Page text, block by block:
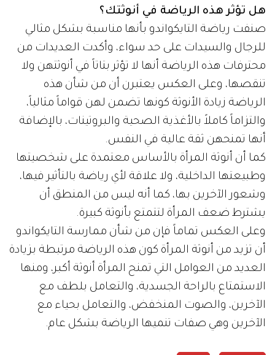
هل تؤثر هذه الرياضة في أنوثتك؟
صنفت رياضة التايكواندو بأنها مناسبة بشكل مثالي
للرجال والسيدات على حد سواء، وأكدت العديدات من
محترفات هذه الرياضة أنها لا تؤثر بتاتاً في أنوثتهن ولا
تنقصها، وعلى العكس يعتبرن أن من شأن هذه
الرياضة زيادة الأنوثة كونها تضمن لهن قواماً مثالياً،
والتزاماً كاملاً بالأغذية الصحية والبروتينات، بالإضافة
أنها تمنحهن ثقة عالية في النفس.
كما أن أنوثة المرأة بالأساس معتمدة على شخصيتها
وطبيعتها الداخلية، ولا علاقة لأي رياضة بالتأثير فيها،
وشعور الآخرين بها، كما أنه ليس من المنطق أن
يشترط ضعف المرأة لتتمتع بأنوثة كبيرة.
وعلى العكس تماماً فإن من شأن ممارسة التايكواندو
أن تزيد من أنوثة المرأة كون هذه الرياضة مرتبطة بزيادة
العديد من العوامل التي تمنح المرأة أنوثة أكبر، ومنها
الاستمتاع بالراحة الجسدية، والتعامل بلطف مع
الآخرين، والصوت المنخفض، والتعامل بحياء مع
الآخرين وهي صفات تنميها الرياضة بشكل عام.